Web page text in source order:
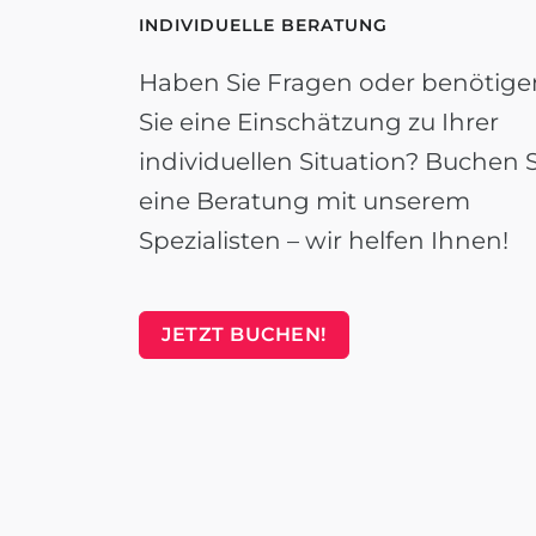
INDIVIDUELLE BERATUNG
Haben Sie Fragen oder
Sie eine Einschätzung zu Ihrer
individuellen Situation? Buchen
eine Beratung mit unserem
Spezialisten – wir helfen Ihnen!
JETZT BUCHEN!